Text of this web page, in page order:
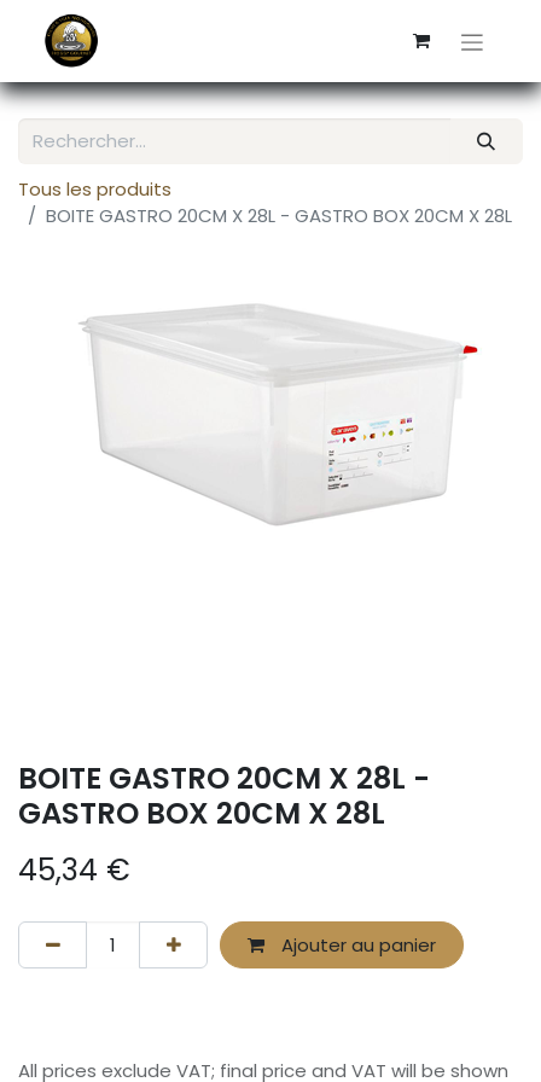
Tous les produits
BOITE GASTRO 20CM X 28L - GASTRO BOX 20CM X 28L
BOITE GASTRO 20CM X 28L -
GASTRO BOX 20CM X 28L
45,34 €
Ajouter au panier
All prices exclude VAT; final price and VAT will be shown